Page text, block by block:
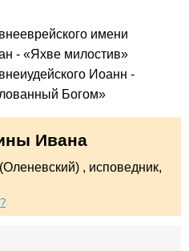
имени
- «Яхве милостив»
Иоанн -
Богом»
Ивана
, исповедник,
?